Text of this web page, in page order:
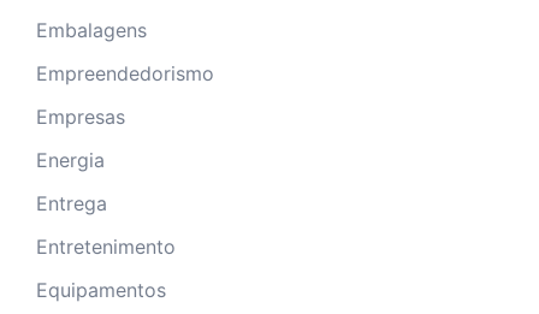
Embalagens
Empreendedorismo
Empresas
Energia
Entrega
Entretenimento
Equipamentos